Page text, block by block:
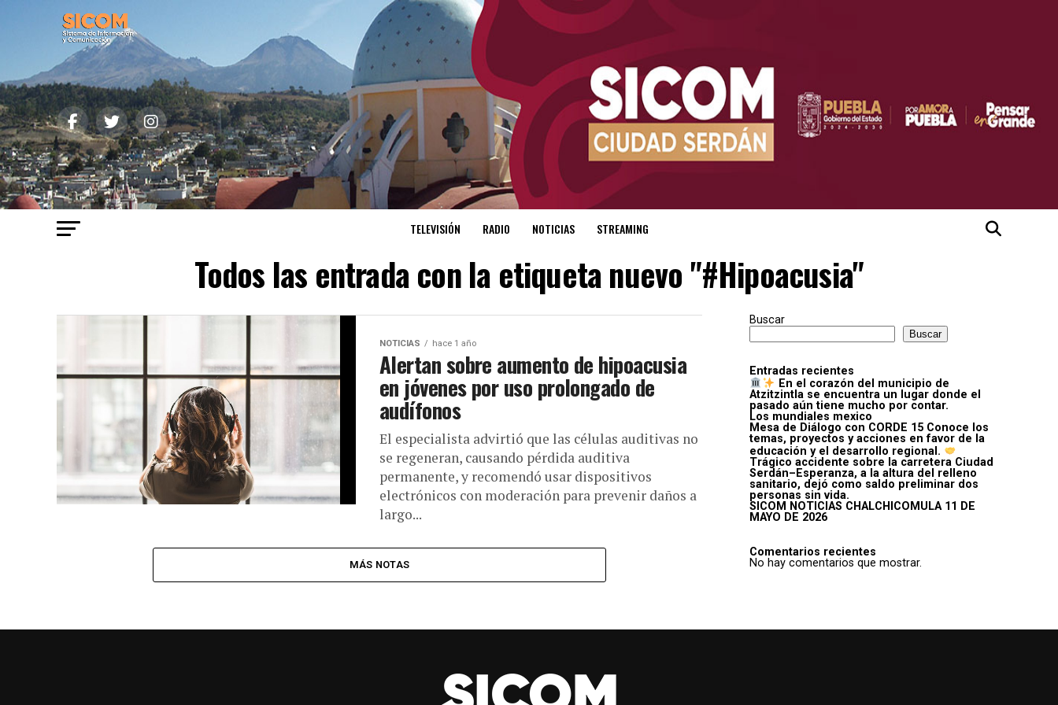
TELEVISIÓN RADIO NOTICIAS STREAMING
Todos las entrada con la etiqueta nuevo "#Hipoacusia"
NOTICIAS hace 1 año
Alertan sobre aumento de hipoacusia
en jóvenes por uso prolongado de
audífonos
El especialista advirtió que las células auditivas no
se regeneran, causando pérdida auditiva
permanente, y recomendó usar dispositivos
electrónicos con moderación para prevenir daños a
largo...
MÁS NOTAS
Buscar
Buscar
Entradas recientes
En el corazón del municipio de
Atzitzintla se encuentra un lugar donde el
pasado aún tiene mucho por contar.
Los mundiales mexico
Mesa de Diálogo con CORDE 15 Conoce los
temas, proyectos y acciones en favor de la
educación y el desarrollo regional.
Trágico accidente sobre la carretera Ciudad
Serdán–Esperanza, a la altura del relleno
sanitario, dejó como saldo preliminar dos
personas sin vida.
SICOM NOTICIAS CHALCHICOMULA 11 DE
MAYO DE 2026
Comentarios recientes
No hay comentarios que mostrar.